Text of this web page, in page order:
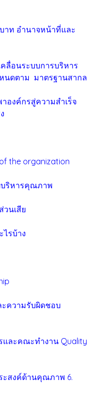
าท อำนาจหน้าที่และ
ลื่อนระบบการบริหาร
ดตาม มาตรฐานสากล
องค์กรสู่ความสำเร็จ
the organization
หารคุณภาพ
นเสีย
รบ้าง
วามรับผิดชอบ
ะคณะทำงาน Quality
สงค์ด้านคุณภาพ 6.